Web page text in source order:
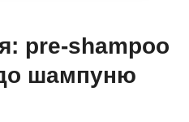
pre-shampoo
шампуню